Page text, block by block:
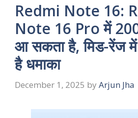
Redmi Note 16:
Note 16 Pro में
आ सकता है, मिड-रेंज
है धमाका
December 1, 2025 by Arjun Jha